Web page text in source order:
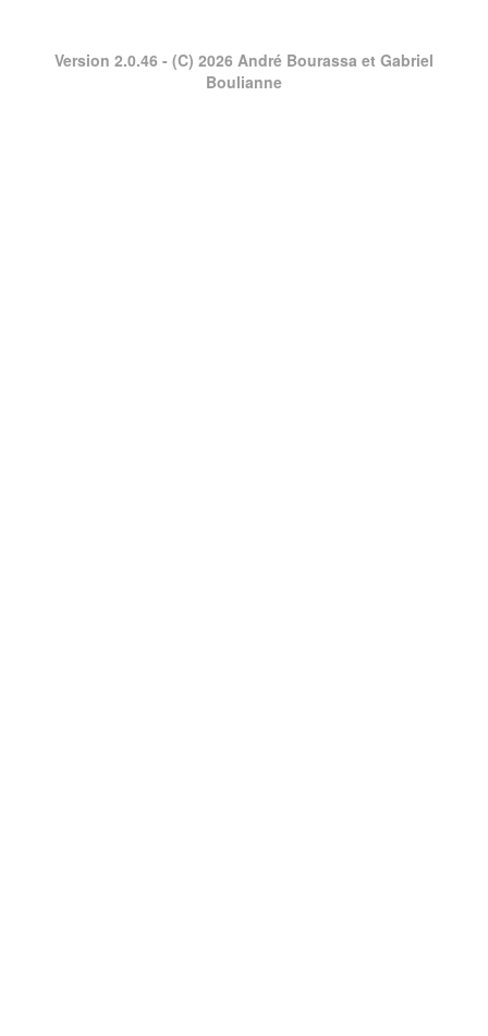
Version 2.0.46 - (C) 2026 André Bourassa et Gabriel
Boulianne